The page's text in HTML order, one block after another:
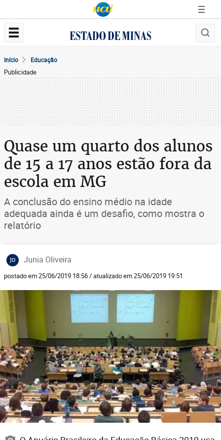
Início Educação
Publicidade
Quase um quarto dos alunos
de 15 a 17 anos estão fora da
escola em MG
A conclusão do ensino médio na idade
adequada ainda é um desafio, como mostra o
relatório
JO Junia Oliveira
postado em 25/06/2019 18:56 / atualizado em 25/06/2019 19:51